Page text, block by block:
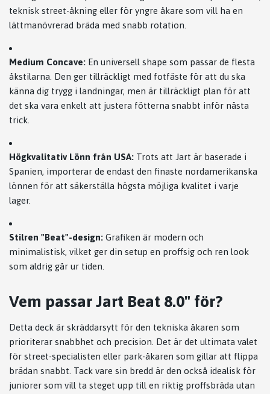
teknisk street-åkning eller för yngre åkare som vill ha en
lättmanövrerad bräda med snabb rotation.
Medium Concave: En universell shape som passar de flesta
åkstilarna. Den ger tillräckligt med fotfäste för att du ska
känna dig trygg i landningar, men är tillräckligt plan för att
det ska vara enkelt att justera fötterna snabbt inför nästa
trick.
Högkvalitativ Lönn från USA: Trots att Jart är baserade i
Spanien, importerar de endast den finaste nordamerikanska
lönnen för att säkerställa högsta möjliga kvalitet i varje
lager.
Stilren "Beat"-design: Grafiken är modern och
minimalistisk, vilket ger din setup en proffsig och ren look
som aldrig går ur tiden.
Vem passar Jart Beat 8.0" för?
Detta deck är skräddarsytt för den tekniska åkaren som
prioriterar snabbhet och precision. Det är det ultimata valet
för street-specialisten eller park-åkaren som gillar att flippa
brädan snabbt. Tack vare sin bredd är den också idealisk för
juniorer som vill ta steget upp till en riktig proffsbräda utan